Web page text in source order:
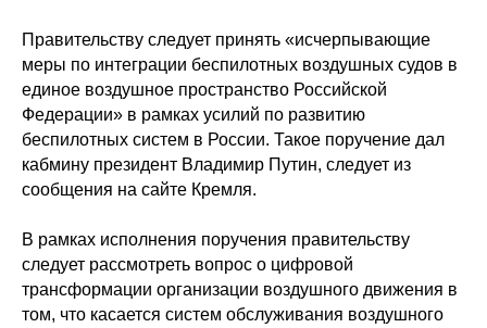
Правительству следует принять «исчерпывающие
меры по интеграции беспилотных воздушных судов в
единое воздушное пространство Российской
Федерации» в рамках усилий по развитию
беспилотных систем в России. Такое поручение дал
кабмину президент Владимир Путин, следует из
сообщения на сайте Кремля.
В рамках исполнения поручения правительству
следует рассмотреть вопрос о цифровой
трансформации организации воздушного движения в
том, что касается систем обслуживания воздушного